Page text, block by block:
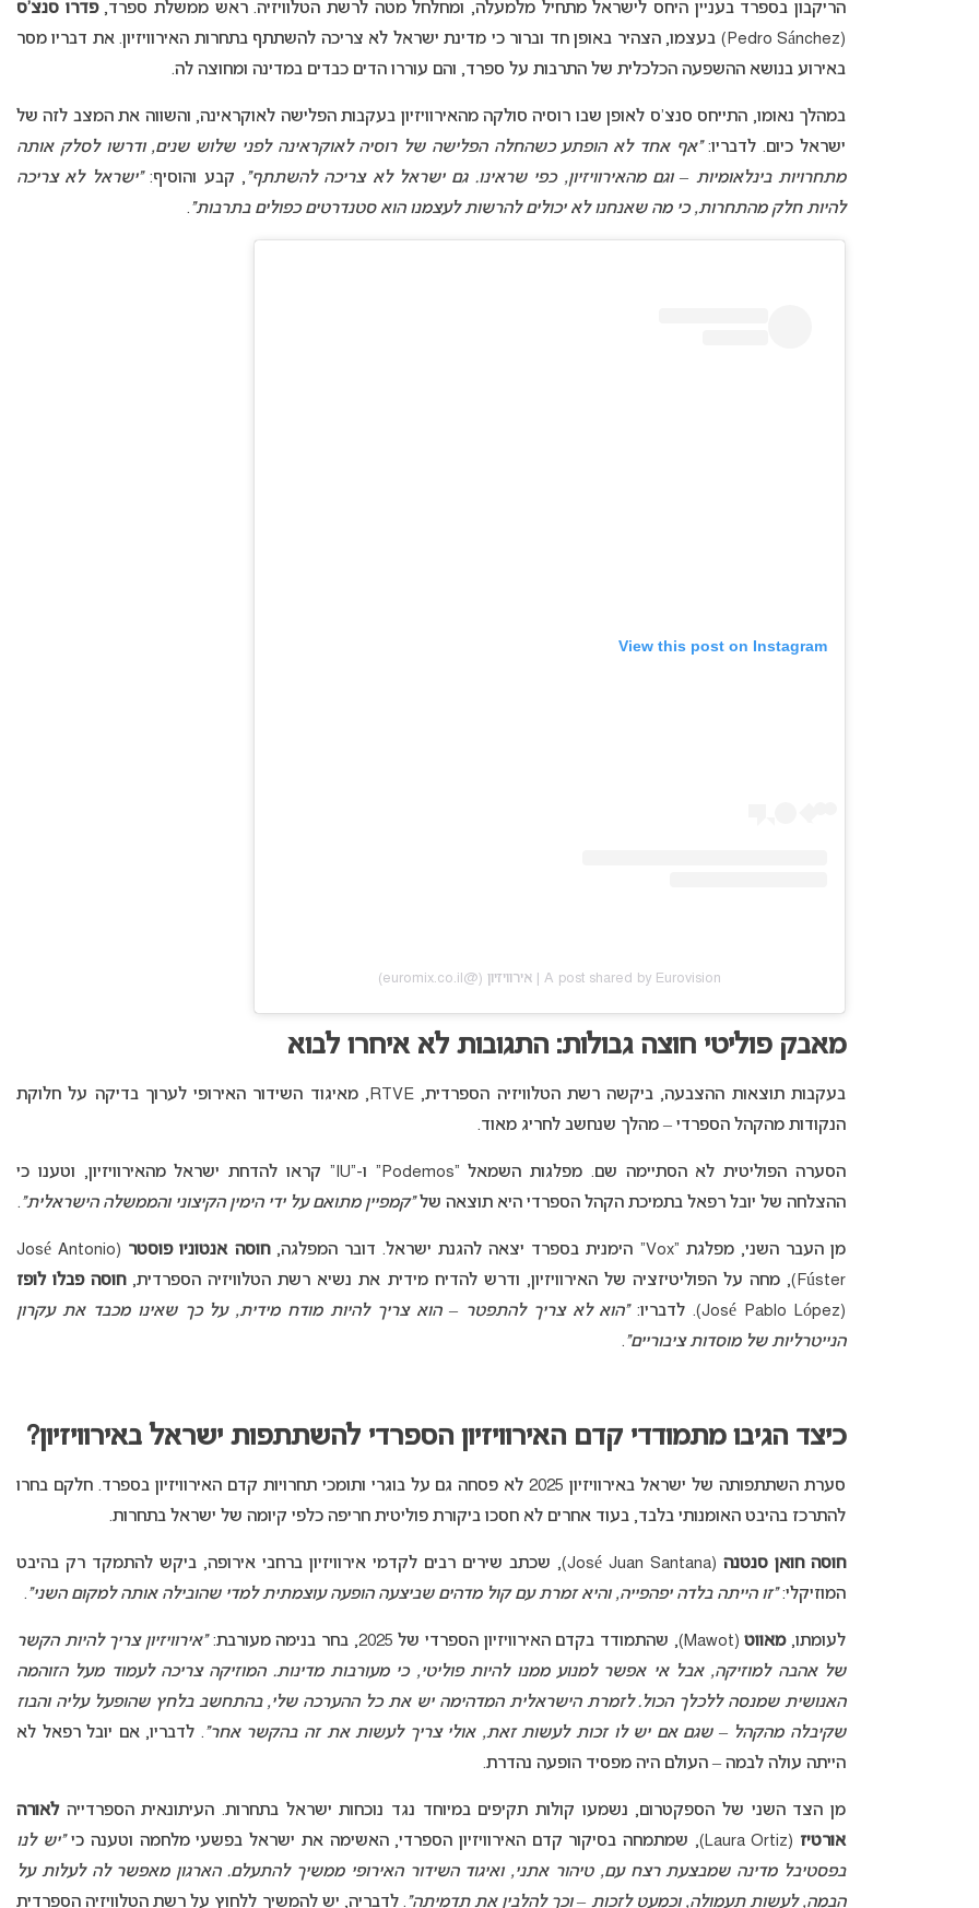
הריקבון בספרד בעניין היחס לישראל מתחיל מלמעלה, ומחלחל מטה לרשת הטלוויזיה. ראש ממשלת ספרד,פדרו סנצ’ס
(Pedro Sánchez) בעצמו, הצהיר באופן חד וברור כי מדינת ישראל לא צריכה להשתתף בתחרות האירוויזיון. את דבריו מסר
באירוע בנושא ההשפעה הכלכלית של התרבות על ספרד, והם עוררו הדים כבדים במדינה ומחוצה לה.
במהלך נאומו, התייחס סנצ’ס לאופן שבו רוסיה סולקה מהאירוויזיון בעקבות הפלישה לאוקראינה, והשווה את המצב לזה של
ישראל כיום. לדבריו:“אף אחד לא הופתע כשהחלה הפלישה של רוסיה לאוקראינה לפני שלוש שנים, ודרשו לסלק אותה
מתחרויות בינלאומיות – וגם מהאירוויזיון, כפי שראינו. גם ישראל לא צריכה להשתתף”, קבע והוסיף:“ישראל לא צריכה
להיות חלק מהתחרות, כי מה שאנחנו לא יכולים להרשות לעצמנו הוא סטנדרטים כפולים בתרבות”.
View this post on Instagram
A post shared by Eurovision | אירוויזיון (@euromix.co.il)
מאבק פוליטי חוצה גבולות: התגובות לא איחרו לבוא
בעקבות תוצאות ההצבעה, ביקשה רשת הטלוויזיה הספרדית, RTVE, מאיגוד השידור האירופי לערוך בדיקה על חלוקת
הנקודות מהקהל הספרדי – מהלך שנחשב לחריג מאוד.
הסערה הפוליטית לא הסתיימה שם. מפלגות השמאל “Podemos” ו-“IU” קראו להדחת ישראל מהאירוויזיון, וטענו כי
ההצלחה של יובל רפאל בתמיכת הקהל הספרדי היא תוצאה של“קמפיין מתואם על ידי הימין הקיצוני והממשלה הישראלית”.
מן העבר השני, מפלגת “Vox” הימנית בספרד יצאה להגנת ישראל. דובר המפלגה, חוסה אנטוניו פוסטר
(José Antonio
Fúster), מחה על הפוליטיזציה של האירוויזיון, ודרש להדיח מידית את נשיא רשת הטלוויזיה הספרדית,
חוסה פבלו לופז
(José Pablo López). לדבריו:
“הוא לא צריך להתפטר – הוא צריך להיות מודח מידית, על כך שאינו מכבד את עקרון
הנייטרליות של מוסדות ציבוריים”.
כיצד הגיבו מתמודדי קדם האירוויזיון הספרדי להשתתפות ישראל באירוויזיון?
סערת השתתפותה של ישראל באירוויזיון 2025 לא פסחה גם על בוגרי ותומכי תחרויות קדם האירוויזיון בספרד. חלקם בחרו
להתרכז בהיבט האומנותי בלבד, בעוד אחרים לא חסכו ביקורת פוליטית חריפה כלפי קיומה של ישראל בתחרות.
חוסה חואן סנטנה
(José Juan Santana), שכתב שירים רבים לקדמי אירוויזיון ברחבי אירופה, ביקש להתמקד רק בהיבט
המוזיקלי:“זו הייתה בלדה יפהפייה, והיא זמרת עם קול מדהים שביצעה הופעה עוצמתית למדי שהובילה אותה למקום השני”.
לעומתו,מאווט(Mawot), שהתמודד בקדם האירוויזיון הספרדי של 2025, בחר בנימה מעורבת:
“אירוויזיון צריך להיות הקשר
של אהבה למוזיקה, אבל אי אפשר למנוע ממנו להיות פוליטי, כי מעורבות מדינות. המוזיקה צריכה לעמוד מעל הזוהמה
האנושית שמנסה ללכלך הכול. לזמרת הישראלית המדהימה יש את כל ההערכה שלי, בהתחשב בלחץ שהופעל עליה והבוז
שקיבלה מהקהל – שגם אם יש לו זכות לעשות זאת, אולי צריך לעשות את זה בהקשר אחר”. לדבריו, אם יובל רפאל לא
הייתה עולה לבמה – העולם היה מפסיד הופעה נהדרת.
מן הצד השני של הספקטרום, נשמעו קולות תקיפים במיוחד נגד נוכחות ישראל בתחרות. העיתונאית הספרדייהלאורה
אורטיז (Laura Ortiz), שמתמחה בסיקור קדם האירוויזיון הספרדי, האשימה את ישראל בפשעי מלחמה וטענה כי
“יש לנו
בפסטיבל מדינה שמבצעת רצח עם, טיהור אתני, ואיגוד השידור האירופי ממשיך להתעלם. הארגון מאפשר לה לעלות על
הבמה, לעשות תעמולה, וכמעט לזכות – וכך להלבין את תדמיתה”. לדבריה, יש להמשיך ללחוץ על רשת הטלוויזיה הספרדית